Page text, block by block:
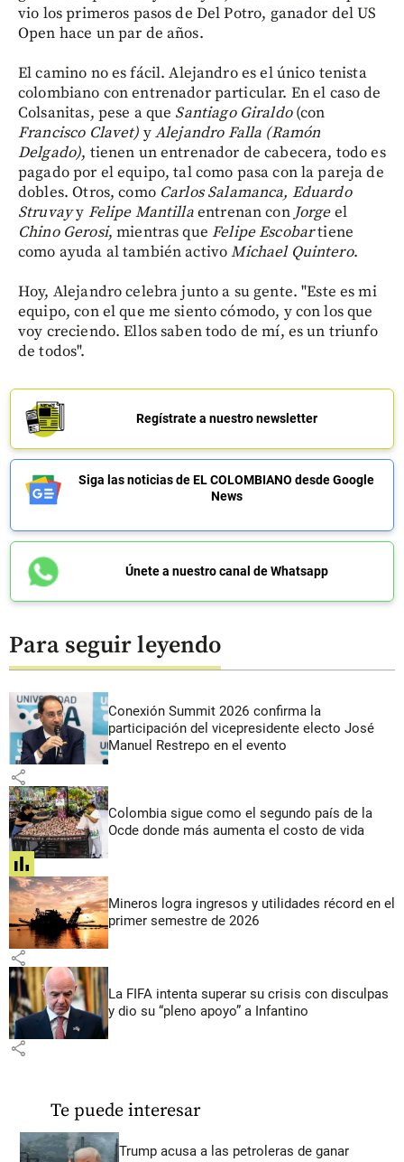
vio los primeros pasos de Del Potro, ganador del US
Open hace un par de años.
El camino no es fácil. Alejandro es el único tenista
colombiano con entrenador particular. En el caso de
Colsanitas, pese a que Santiago Giraldo(con
Francisco Clavet) yAlejandro Falla (Ramón
Delgado), tienen un entrenador de cabecera, todo es
pagado por el equipo, tal como pasa con la pareja de
dobles. Otros, como Carlos Salamanca, Eduardo
Struvayy Felipe Mantillaentrenan con Jorgeel
Chino Gerosi, mientras queFelipeEscobartiene
como ayuda al también activoMichael Quintero.
Hoy, Alejandro celebra junto a su gente. "Este es mi
equipo, con el que me siento cómodo, y con los que
voy creciendo. Ellos saben todo de mí, es un triunfo
de todos".
Regístrate a nuestro newsletter
Siga las noticias de EL COLOMBIANO desde Google
News
Únete a nuestro canal de Whatsapp
Para seguir leyendo
Conexión Summit 2026 confirma la
participación del vicepresidente electo José
Manuel Restrepo en el evento
share
Colombia sigue como el segundo país de la
Ocde donde más aumenta el costo de vida
share
Mineros logra ingresos y utilidades récord en el
primer semestre de 2026
share
La FIFA intenta superar su crisis con disculpas
y dio su “pleno apoyo” a Infantino
share
Te puede interesar
Trump acusa a las petroleras de ganar